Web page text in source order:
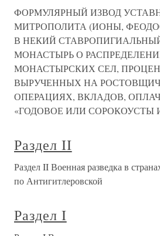
ФОРМУЛЯРНЫЙ ИЗВОД
МИТРОПОЛИТА (ИОНЫ,
В НЕКИЙ
МОНАСТЫРЬ О
МОНАСТЫРСКИХ СЕЛ,
ВЫРУЧЕННЫХ НА
ОПЕРАЦИЯХ, ВКЛАДОВ,
«ГОДОВОЕ ИЛИ СОРОКОУСТЫ
Раздел II
Раздел II Военная разведка в
по Антигитлеровской
Раздел I